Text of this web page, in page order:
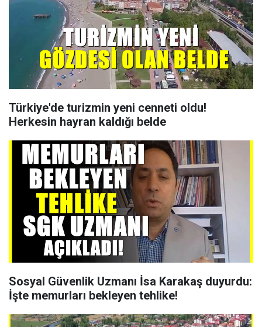
Türkiye'de turizmin yeni cenneti oldu!
Herkesin hayran kaldığı belde
Sosyal Güvenlik Uzmanı İsa Karakaş duyurdu:
İşte memurları bekleyen tehlike!